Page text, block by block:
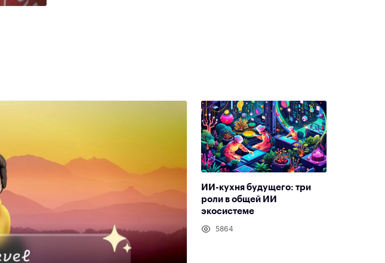
ИИ-кухня будущего: три
роли в общей ИИ
экосистеме
5864